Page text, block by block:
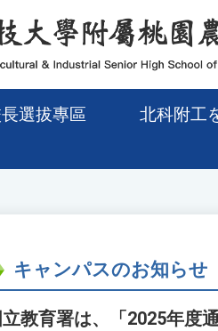
選拔專區 北科附工
キャンパスのお知らせ
立教育署は、「2025年度